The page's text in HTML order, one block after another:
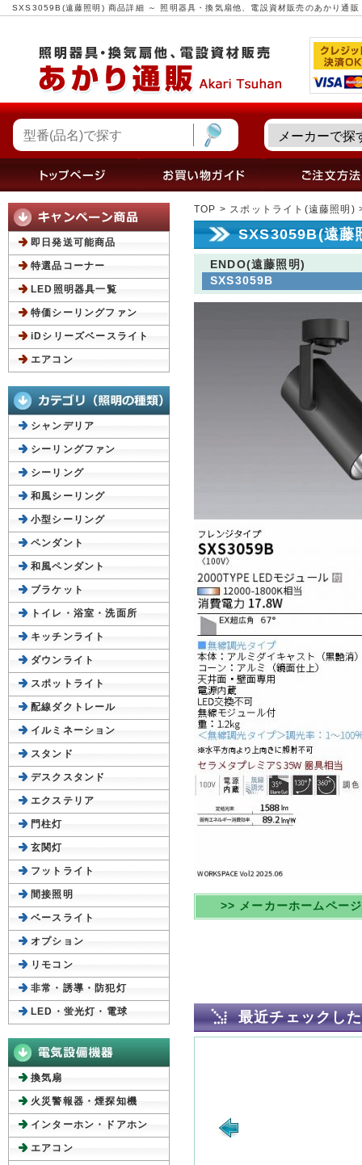
SXS3059B(遠藤照明) 商品詳細 ～ 照明器具・換気扇他、電設資材販売のあかり通販
TOP > スポットライト(遠藤照明)
SXS3059B(遠藤
ENDO(遠藤照明)
SXS3059B
>> メーカーホームペー
最近チェックし
即日発送可能商品
特選品コーナー
LED照明器具一覧
特価シーリングファン
iDシリーズベースライト
エアコン
シャンデリア
シーリングファン
シーリング
和風シーリング
小型シーリング
ペンダント
和風ペンダント
ブラケット
トイレ・浴室・洗面所
キッチンライト
ダウンライト
スポットライト
配線ダクトレール
イルミネーション
スタンド
デスクスタンド
エクステリア
門柱灯
玄関灯
フットライト
間接照明
ベースライト
オプション
リモコン
非常・誘導・防犯灯
LED・蛍光灯・電球
換気扇
火災警報器・煙探知機
インターホン・ドアホン
エアコン